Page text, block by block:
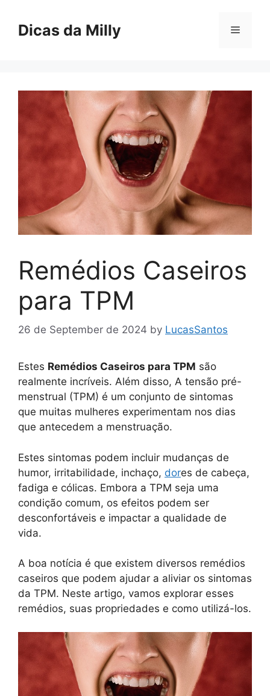
contentDicas da Milly Menu
Remédios Caseiros
para TPM
26 de September de 2024 by LucasSantos
Estes Remédios Caseiros para TPM são
realmente incríveis. Além disso, A tensão pré-
menstrual (TPM) é um conjunto de sintomas
que muitas mulheres experimentam nos dias
que antecedem a menstruação.
Estes sintomas podem incluir mudanças de
humor, irritabilidade, inchaço, dores de cabeça,
fadiga e cólicas. Embora a TPM seja uma
condição comum, os efeitos podem ser
desconfortáveis e impactar a qualidade de
vida.
A boa notícia é que existem diversos remédios
caseiros que podem ajudar a aliviar os sintomas
da TPM. Neste artigo, vamos explorar esses
remédios, suas propriedades e como utilizá-los.